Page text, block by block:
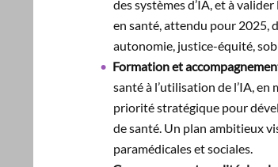
des systèmes d’IA, et à
en santé, attendu pour 2025,
autonomie, justice-équité,
Formation et
santé à l’utilisation de l’IA,
priorité stratégique pour
de santé. Un plan ambitieux
paramédicales et sociales.